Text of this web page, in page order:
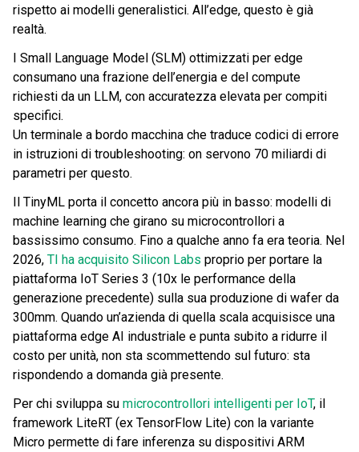
rispetto ai modelli generalistici. All’edge, questo è già
realtà.
I Small Language Model (SLM) ottimizzati per edge
consumano una frazione dell’energia e del compute
richiesti da un LLM, con accuratezza elevata per compiti
specifici.
Un terminale a bordo macchina che traduce codici di errore
in istruzioni di troubleshooting: on servono 70 miliardi di
parametri per questo.
Il TinyML porta il concetto ancora più in basso: modelli di
machine learning che girano su microcontrollori a
bassissimo consumo. Fino a qualche anno fa era teoria. Nel
2026, TI ha acquisito Silicon Labs proprio per portare la
piattaforma IoT Series 3 (10x le performance della
generazione precedente) sulla sua produzione di wafer da
300mm. Quando un’azienda di quella scala acquisisce una
piattaforma edge AI industriale e punta subito a ridurre il
costo per unità, non sta scommettendo sul futuro: sta
rispondendo a domanda già presente.
Per chi sviluppa su microcontrollori intelligenti per IoT, il
framework LiteRT (ex TensorFlow Lite) con la variante
Micro permette di fare inferenza su dispositivi ARM